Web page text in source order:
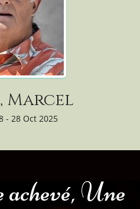
Marcel
- 28 Oct 2025
Une